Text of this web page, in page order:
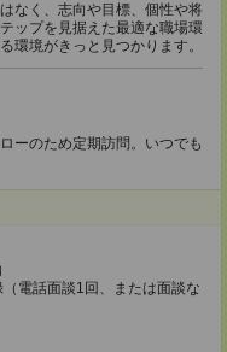
なく、志向や目標、個性や将
ップを見据えた最適な職場環
環境がきっと見つかります。
ーのため定期訪問。いつでも
電話面談1回、または面談な